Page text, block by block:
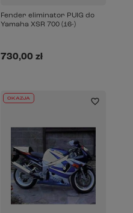
Fender eliminator PUIG do
Yamaha XSR 700 (16-)
730,00 zł
OKAZJA